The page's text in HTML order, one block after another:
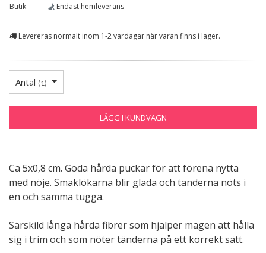
Butik
Endast hemleverans
Levereras normalt inom 1-2 vardagar när varan finns i lager.
Antal (1)
LÄGG I KUNDVAGN
Ca 5x0,8 cm. Goda hårda puckar för att förena nytta
med nöje. Smaklökarna blir glada och tänderna nöts i
en och samma tugga.
Särskild långa hårda fibrer som hjälper magen att hålla
sig i trim och som nöter tänderna på ett korrekt sätt.